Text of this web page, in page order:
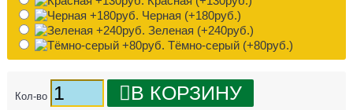
Черная (+180руб.)
Зеленая (+240руб.)
Тёмно-серый (+80руб.)
Кол-во В КОРЗИНУ